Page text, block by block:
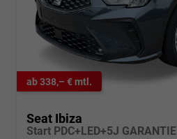
ab 338,– € mtl.
Seat Ibiza
Start PDC+LED+5J GARANTIE